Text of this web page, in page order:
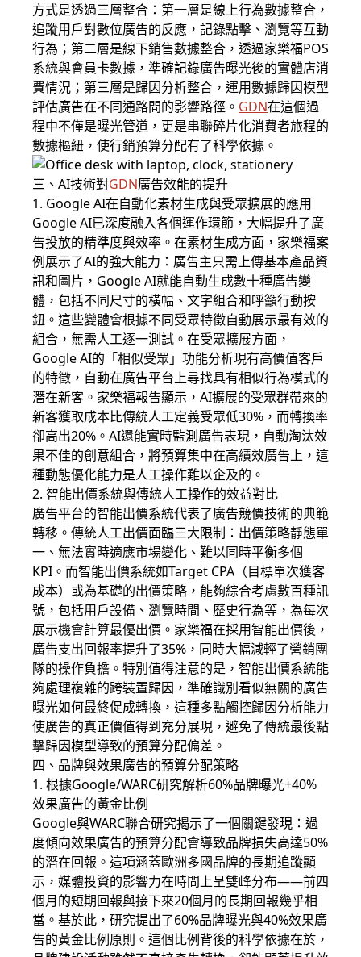
方式是透過三層整合：第一層是線上行為數據整合，
追蹤用戶對數位廣告的反應，記錄點擊、瀏覽等互動
行為；第二層是線下銷售數據整合，透過家樂福POS
系統與會員卡數據，準確記錄廣告曝光後的實體店消
費情況；第三層是歸因分析整合，運用數據歸因模型
評估廣告在不同通路間的影響路徑。 GDN在這個過
程中不僅是曝光管道，更是串聯碎片化消費者旅程的
數據樞紐，使行銷預算分配有了科學依據。
三、AI技術對GDN廣告效能的提升
1. Google AI在自動化素材生成與受眾擴展的應用
Google AI已深度融入各個運作環節，大幅提升了廣
告投放的精準度與效率。在素材生成方面，家樂福案
例展示了AI的強大能力：廣告主只需上傳基本產品資
訊和圖片，Google AI就能自動生成數十種廣告變
體，包括不同尺寸的橫幅、文字組合和呼籲行動按
鈕。這些變體會根據不同受眾特徵自動展示最有效的
組合，無需人工逐一測試。在受眾擴展方面，
Google AI的「相似受眾」功能分析現有高價值客戶
的特徵，自動在廣告平台上尋找具有相似行為模式的
潛在新客。家樂福報告顯示，AI擴展的受眾群帶來的
新客獲取成本比傳統人工定義受眾低30%，而轉換率
卻高出20%。AI還能實時監測廣告表現，自動淘汰效
果不佳的創意組合，將預算集中在高績效廣告上，這
種動態優化能力是人工操作難以企及的。
2. 智能出價系統與傳統人工操作的效益對比
廣告平台的智能出價系統代表了廣告競價技術的典範
轉移。傳統人工出價面臨三大限制：出價策略靜態單
一、無法實時適應市場變化、難以同時平衡多個
KPI。而智能出價系統如Target CPA（目標單次獲客
成本）或為基礎的出價策略，能夠綜合考慮數百種訊
號，包括用戶設備、瀏覽時間、歷史行為等，為每次
展示機會計算最優出價。家樂福在採用智能出價後，
廣告支出回報率提升了35%，同時大幅減輕了營銷團
隊的操作負擔。特別值得注意的是，智能出價系統能
夠處理複雜的跨裝置歸因，準確識別看似無關的廣告
曝光如何最終促成轉換，這種多點觸控歸因分析能力
使廣告的真正價值得到充分展現，避免了傳統最後點
擊歸因模型導致的預算分配偏差。
四、品牌與效果廣告的預算分配策略
1. 根據Google/WARC研究解析60%品牌曝光+40%
效果廣告的黃金比例
Google與WARC聯合研究揭示了一個關鍵發現：過
度傾向效果廣告的預算分配會導致品牌損失高達50%
的潛在回報。這項涵蓋歐洲多國品牌的長期追蹤顯
示，媒體投資的影響力在時間上呈雙峰分布——前四
個月的短期回報與接下來20個月的長期回報幾乎相
當。基於此，研究提出了60%品牌曝光與40%效果廣
告的黃金比例原則。這個比例背後的科學依據在於，